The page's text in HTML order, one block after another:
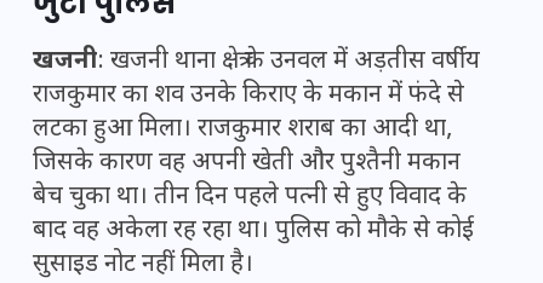
खजनी: खजनी थाना क्षेत्र के उनवल में अड़तीस वर्षीय
राजकुमार का शव उनके किराए के मकान में फंदे से
लटका हुआ मिला। राजकुमार शराब का आदी था,
जिसके कारण वह अपनी खेती और पुश्तैनी मकान
बेच चुका था। तीन दिन पहले पत्नी से हुए विवाद के
बाद वह अकेला रह रहा था। पुलिस को मौके से कोई
सुसाइड नोट नहीं मिला है।